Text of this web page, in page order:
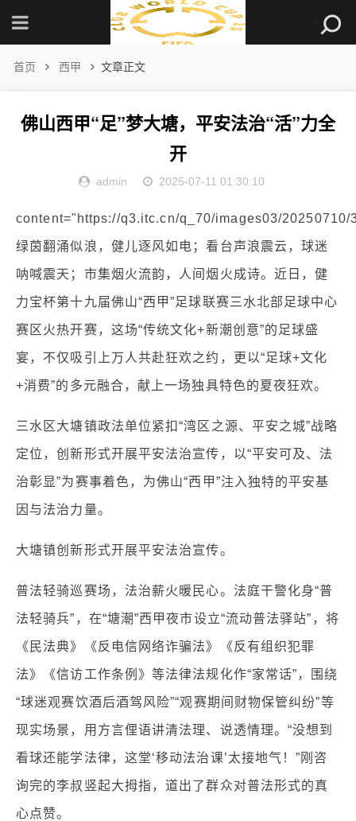
首页 西甲 文章正文
佛山西甲“足”梦大塘，平安法治“活”力全
开
admin 2025-07-11 01:30:10
content="https://q3.itc.cn/q_70/images03/
绿茵翻涌似浪，健儿逐风如电；看台声浪震云，球迷
呐喊震天；市集烟火流韵，人间烟火成诗。近日，健
力宝杯第十九届佛山“西甲”足球联赛三水北部足球中心
赛区火热开赛，这场“传统文化+新潮创意”的足球盛
宴，不仅吸引上万人共赴狂欢之约，更以“足球+文化
+消费”的多元融合，献上一场独具特色的夏夜狂欢。
三水区大塘镇政法单位紧扣“湾区之源、平安之城”战略
定位，创新形式开展平安法治宣传，以“平安可及、法
治彰显”为赛事着色，为佛山“西甲”注入独特的平安基
因与法治力量。
大塘镇创新形式开展平安法治宣传。
普法轻骑巡赛场，法治薪火暖民心。法庭干警化身“普
法轻骑兵”，在“塘潮”西甲夜市设立“流动普法驿站”，将
《民法典》《反电信网络诈骗法》《反有组织犯罪
法》《信访工作条例》等法律法规化作“家常话”，围绕
“球迷观赛饮酒后酒驾风险”“观赛期间财物保管纠纷”等
现实场景，用方言俚语讲清法理、说透情理。“没想到
看球还能学法律，这堂‘移动法治课’太接地气！”刚咨
询完的李叔竖起大拇指，道出了群众对普法形式的真
心点赞。